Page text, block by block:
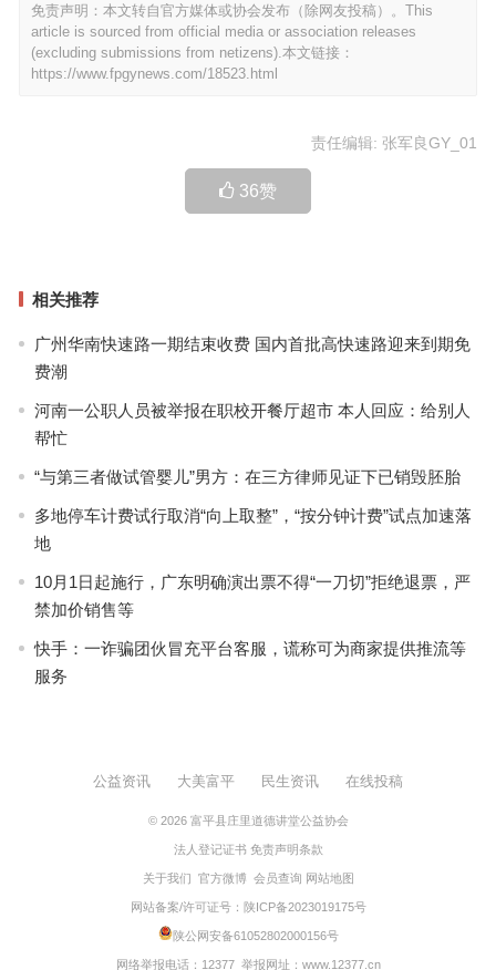
免责声明：本文转自官方媒体或协会发布（除网友投稿）。This
article is sourced from official media or association releases
(excluding submissions from netizens).本文链接：
https://www.fpgynews.com/18523.html
责任编辑: 张军良GY_01
36赞
相关推荐
广州华南快速路一期结束收费 国内首批高快速路迎来到期免
费潮
河南一公职人员被举报在职校开餐厅超市 本人回应：给别人
帮忙
“与第三者做试管婴儿”男方：在三方律师见证下已销毁胚胎
多地停车计费试行取消“向上取整”，“按分钟计费”试点加速落
地
10月1日起施行，广东明确演出票不得“一刀切”拒绝退票，严
禁加价销售等
快手：一诈骗团伙冒充平台客服，谎称可为商家提供推流等
服务
公益资讯 大美富平 民生资讯 在线投稿
© 2026 富平县庄里道德讲堂公益协会
法人登记证书 免责声明条款
关于我们 官方微博 会员查询 网站地图
网站备案/许可证号： 陕ICP备2023019175号
陕公网安备61052802000156号
网络举报电话：12377 举报网址： www.12377.cn